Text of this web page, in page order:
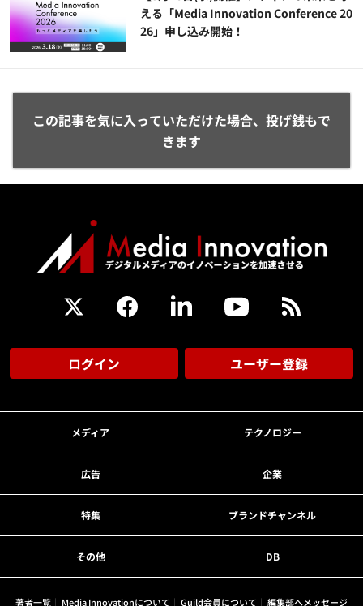
える「Media Innovation Conference 20
26」申し込み開始！
この記事を気に入っていただけた場合、投げ銭もで
きます
ログイン ユーザー登録
メディア テクノロジー
広告 企業
特集 ブランドチャンネル
その他 DB
著者一覧 Media Innovationについて Guild会員について 編集部へメッセージ